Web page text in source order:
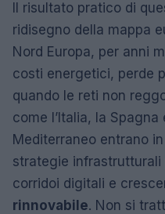
Il risultato pratico di
ridisegno della mappa
Nord Europa, per anni
costi energetici, perde
quando le reti non
come l’Italia, la
Mediterraneo entrano
strategie
corridoi digitali e
rinnovabile. Non si